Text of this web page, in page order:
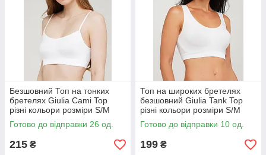
Безшовний Топ на тонких
бретелях Giulia Cami Top
різні кольори розміри S/M
L/XL
Готово до відправки 26 од.
215 ₴
Топ на широких бретелях
безшовний Giulia Tank Top
різні кольори розміри S/M
L/XL
Готово до відправки 10 од.
199 ₴